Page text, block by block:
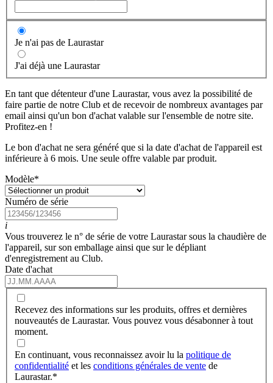
Je n'ai pas de Laurastar
J'ai déjà une Laurastar
En tant que détenteur d'une Laurastar, vous avez la possibilité de
faire partie de notre Club et de recevoir de nombreux avantages par
email ainsi qu'un bon d'achat valable sur l'ensemble de notre site.
Profitez-en !
Le bon d'achat ne sera généré que si la date d'achat de l'appareil est
inférieure à 6 mois. Une seule offre valable par produit.
Modèle*
Numéro de série
i
Vous trouverez le n° de série de votre Laurastar sous la chaudière de
l'appareil, sur son emballage ainsi que sur le dépliant
d'enregistrement au Club.
Date d'achat
Recevez des informations sur les produits, offres et dernières
nouveautés de Laurastar. Vous pouvez vous désabonner à tout
moment.
En continuant, vous reconnaissez avoir lu la politique de
confidentialité et les conditions générales de vente de
Laurastar.*